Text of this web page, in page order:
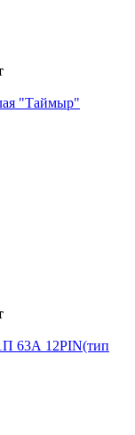
"Таймыр"
63А 12PIN(тип